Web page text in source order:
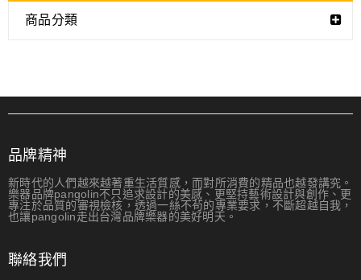
商品分類
品牌精神
新時代的人們越來越著重生活質感，而對所消費的精品也越發講究。
樂器品牌pangolin不只追求設計的美感、更堅持藝術設計與創作、更
專注於品質的審視檢核，透過一絲不茍的專業要求，不斷超越自我，
也讓pangolin走出台灣品牌樂器的美好明天。
聯絡我們